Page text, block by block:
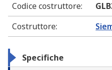
Codice costruttore:
Costruttore:
Specifiche